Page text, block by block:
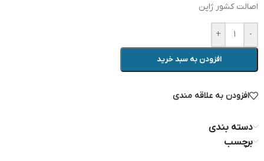
اصالت کشور ژاپن
-
+
افزودن به سبد خرید
افزودن به علاقه مندی
دسته بندی
برچسب